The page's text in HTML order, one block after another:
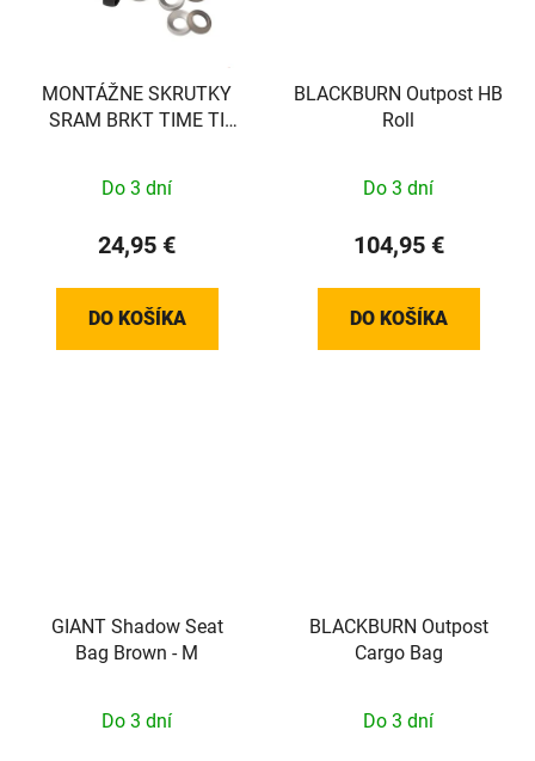
MONTÁŽNE SKRUTKY
SRAM BRKT TIME TI
Do 3 dní
24,95 €
DO KOŠÍKA
BLACKBURN Outpost HB
Roll
Do 3 dní
104,95 €
DO KOŠÍKA
GIANT Shadow Seat
Bag Brown - M
Do 3 dní
BLACKBURN Outpost
Cargo Bag
Do 3 dní